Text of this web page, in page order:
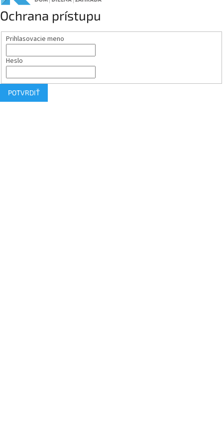
Ochrana prístupu
Prihlasovacie meno
Heslo
POTVRDIŤ